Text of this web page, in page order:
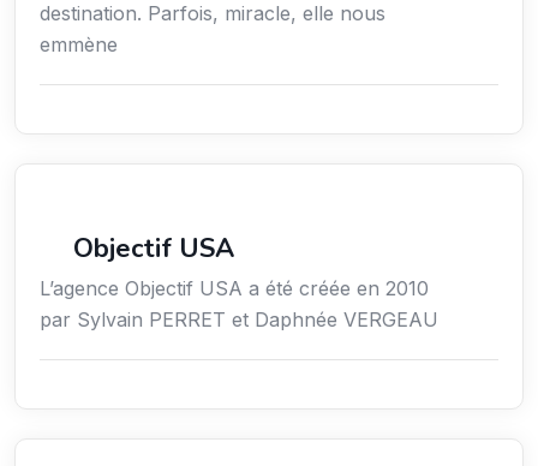
destination. Parfois, miracle, elle nous
emmène
Objectif USA
L’agence Objectif USA a été créée en 2010
par Sylvain PERRET et Daphnée VERGEAU